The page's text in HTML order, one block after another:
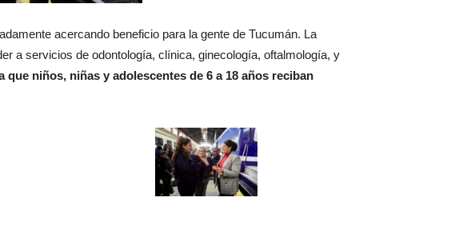
acercando beneficio para la gente de Tucumán. La
a servicios de odontología, clínica, ginecología, oftalmología, y
niños, niñas y adolescentes de 6 a 18 años reciban